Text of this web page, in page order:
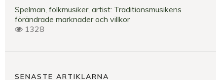
Spelman, folkmusiker, artist: Traditionsmusikens
förändrade marknader och villkor
1328
SENASTE ARTIKLARNA